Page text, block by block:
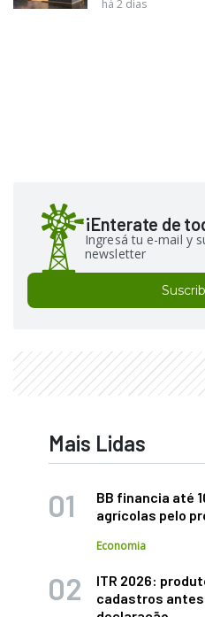
há 2 dias
¡Enterate de
Ingresá tu e-mail y
newsletter
Mais Lidas
BB financia até
agrícolas pelo
Economia
ITR 2026:
cadastros antes